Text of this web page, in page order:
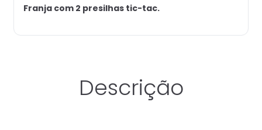
Franja com 2 presilhas tic-tac.
Descrição